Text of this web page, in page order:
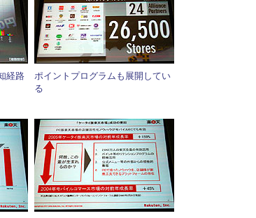
経路
ポイントプログラムも展開してい
る